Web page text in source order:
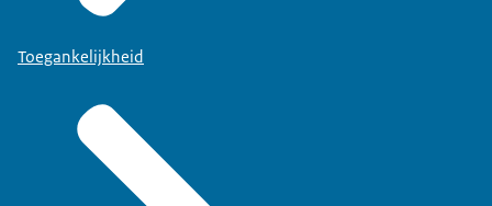
Toegankelijkheid